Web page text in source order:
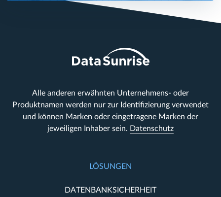
Alle anderen erwähnten Unternehmens- oder
Produktnamen werden nur zur Identifizierung verwendet
und können Marken oder eingetragene Marken der
jeweiligen Inhaber sein. Datenschutz
LÖSUNGEN
DATENBANKSICHERHEIT